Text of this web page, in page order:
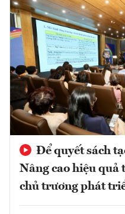
Để quyết sách
Nâng cao hiệu quả
chủ trương phát